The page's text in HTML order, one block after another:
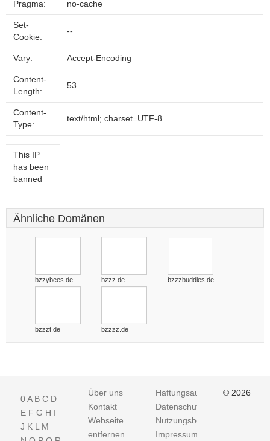
Pragma: no-cache
Set-
Cookie:
--
Vary: Accept-Encoding
Content-
Length:
53
Content-
Type:
text/html; charset=UTF-8
This IP
has been
banned
Ähnliche Domänen
bzzybees.de bzzz.de bzzzbuddies.de
bzzzt.de bzzzz.de
0A B C D
E F G H I
J K L M
Über uns
Kontakt
Webseite
entfernen
Haftungsausschluss
Datenschutz
Nutzungsbedingungen
Impressum
© 2026